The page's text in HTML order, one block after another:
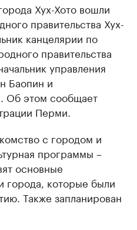
Хух-Хото вошли
правительства Хух-
канцелярии по
правительства
управления
Баопин и
Об этом сообщает
Перми.
с городом и
программы –
основные
города, которые были
Также запланирован